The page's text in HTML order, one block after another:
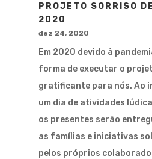
PROJETO SORRISO
2020
dez 24, 2020
Em 2020 devido à
forma de executar o
gratificante para nós. Ao
um dia de atividades
os presentes serão
as famílias e iniciativas
pelos próprios